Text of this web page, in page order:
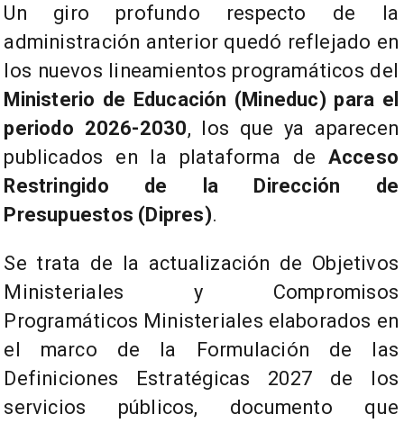
Un giro profundo respecto de la
administración anterior quedó reflejado en
los nuevos lineamientos programáticos del
Ministerio de Educación (Mineduc) para el
periodo 2026-2030, los que ya aparecen
publicados en la plataforma de Acceso
Restringido de la Dirección de
Presupuestos (Dipres).
Se trata de la actualización de Objetivos
Ministeriales y Compromisos
Programáticos Ministeriales elaborados en
el marco de la Formulación de las
Definiciones Estratégicas 2027 de los
servicios públicos, documento que